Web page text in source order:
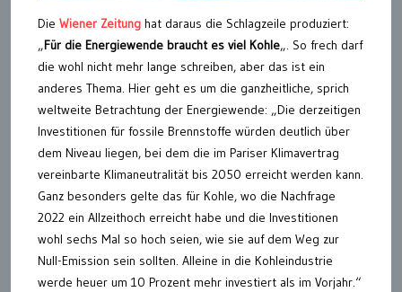
Die Wiener Zeitung hat daraus die Schlagzeile produziert:
„Für die Energiewende braucht es viel Kohle„. So frech darf
die wohl nicht mehr lange schreiben, aber das ist ein
anderes Thema. Hier geht es um die ganzheitliche, sprich
weltweite Betrachtung der Energiewende: „Die derzeitigen
Investitionen für fossile Brennstoffe würden deutlich über
dem Niveau liegen, bei dem die im Pariser Klimavertrag
vereinbarte Klimaneutralität bis 2050 erreicht werden kann.
Ganz besonders gelte das für Kohle, wo die Nachfrage
2022 ein Allzeithoch erreicht habe und die Investitionen
wohl sechs Mal so hoch seien, wie sie auf dem Weg zur
Null-Emission sein sollten. Alleine in die Kohleindustrie
werde heuer um 10 Prozent mehr investiert als im Vorjahr.“